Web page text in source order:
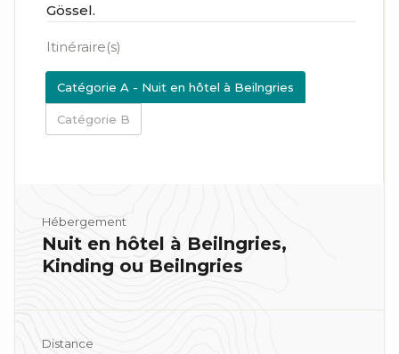
Gössel.
Itinéraire(s)
Catégorie A - Nuit en hôtel à Beilngries
Catégorie B
Hébergement
Nuit en hôtel à Beilngries,
Kinding ou Beilngries
Distance